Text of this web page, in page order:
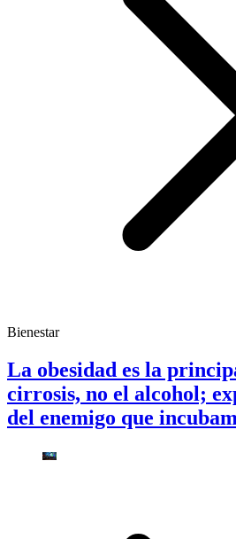
Bienestar
La obesidad es la
cirrosis, no el alcohol;
del enemigo que